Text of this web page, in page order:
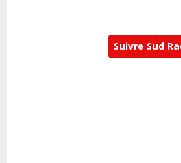
Suivre Sud